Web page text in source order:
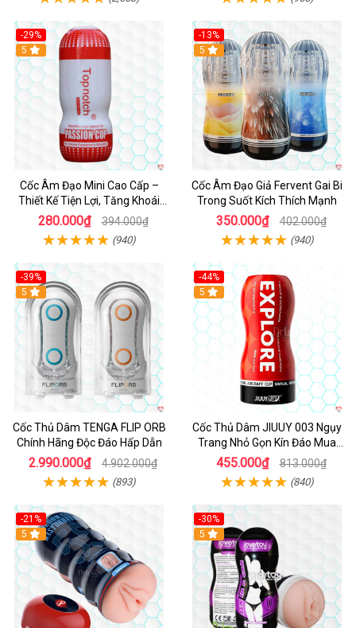
-29%
5
Cốc Âm Đạo Mini Cao Cấp –
Thiết Kế Tiện Lợi, Tăng Khoái
Cảm
280.000₫ 394.000₫
(940)
-13%
Hot
5
Cốc Âm Đạo Giả Fervent Gai Bi
Trong Suốt Kích Thích Mạnh
350.000₫ 402.000₫
(940)
-39%
Hot
5
Cốc Thủ Dâm TENGA FLIP ORB
Chính Hãng Độc Đáo Hấp Dẫn
2.990.000₫ 4.902.000₫
(893)
-44%
Hot
5
Cốc Thủ Dâm JIUUY 003 Ngụy
Trang Nhỏ Gọn Kín Đáo Mua
Ngay
455.000₫ 813.000₫
(840)
-21%
Hot
5
-30%
Hot
5